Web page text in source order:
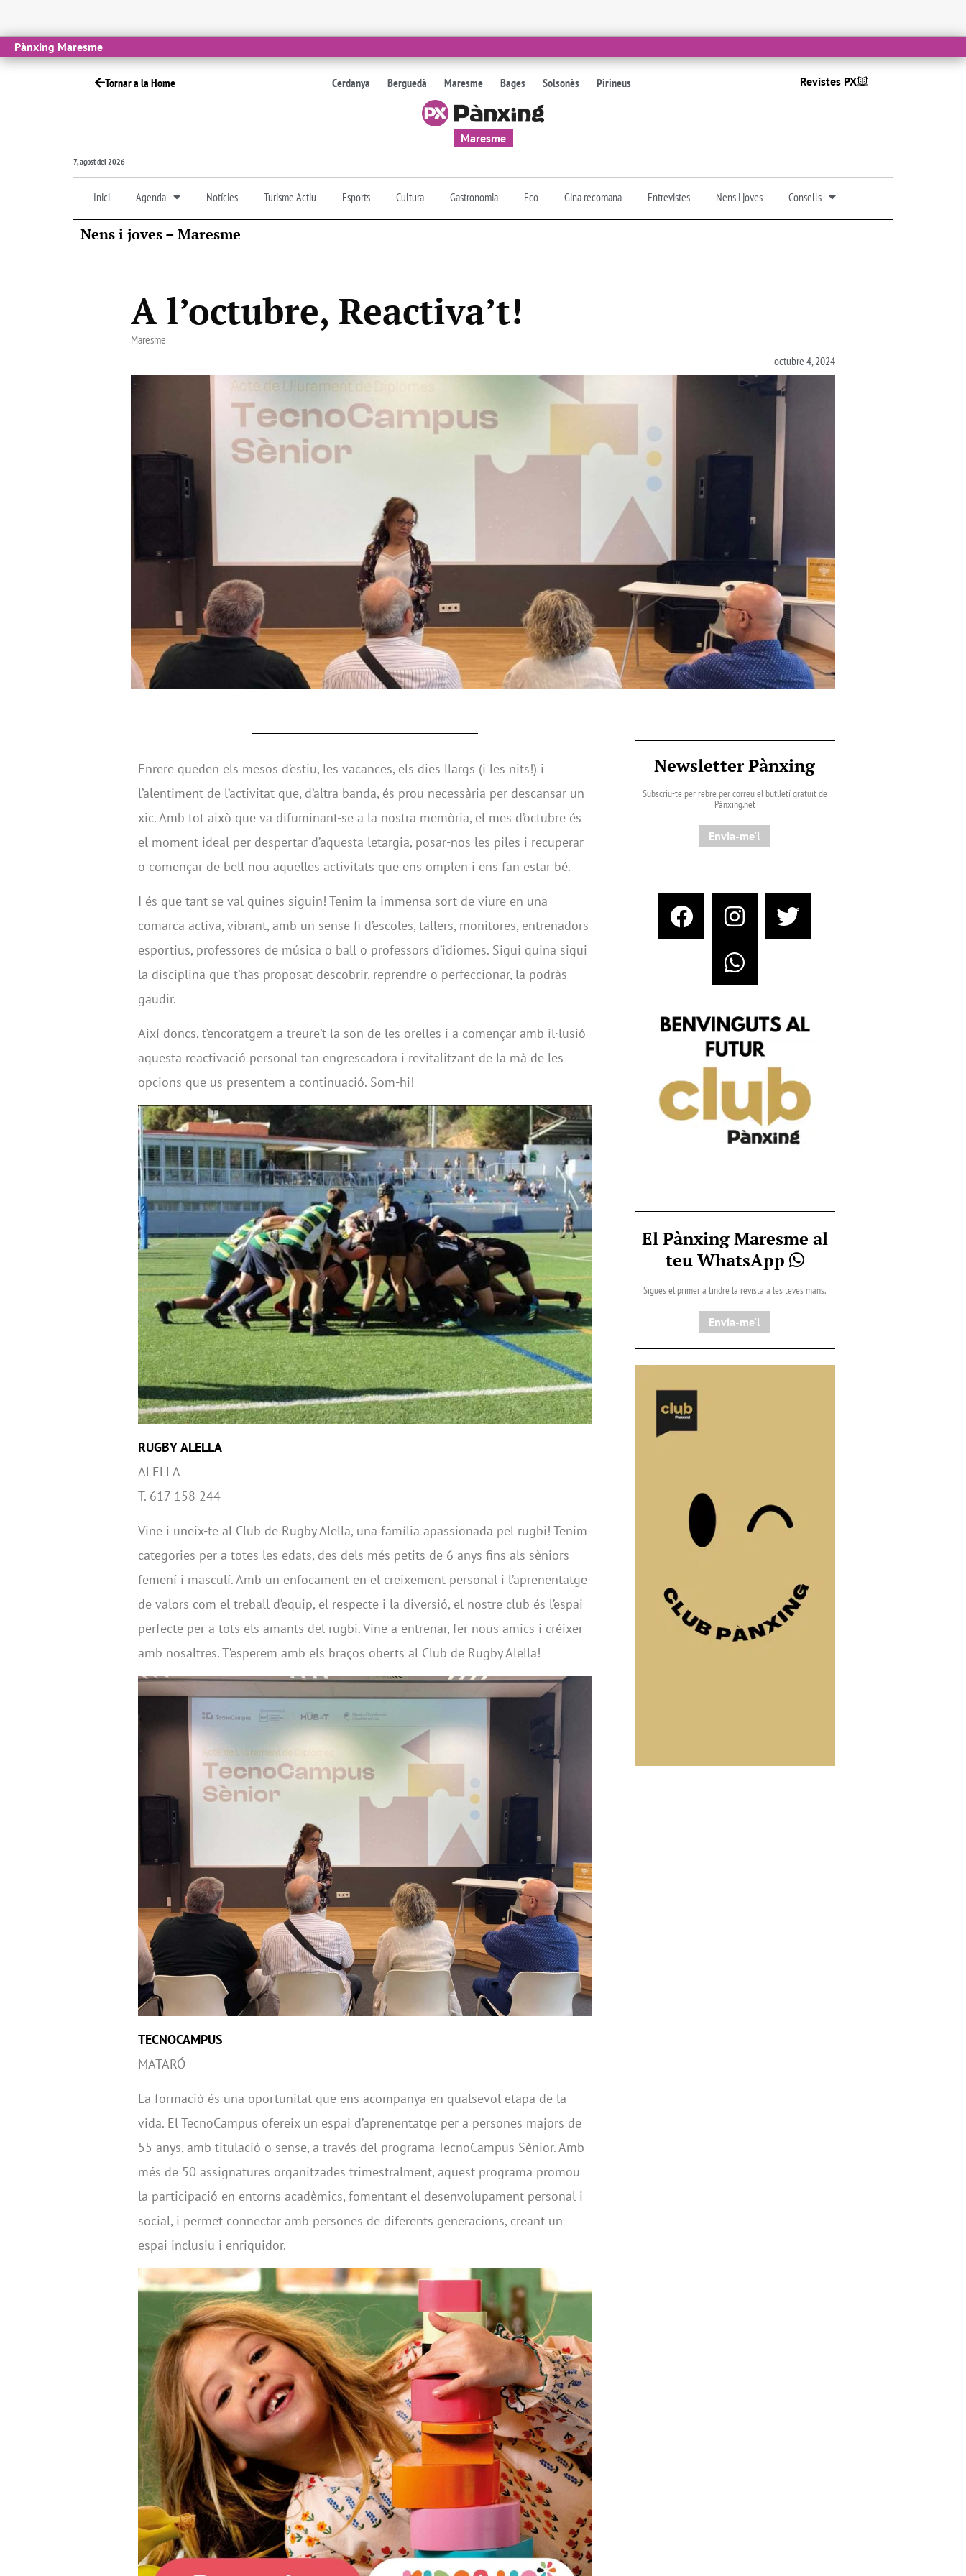
Pànxing Maresme
Tornar a la Home Cerdanya Berguedà Maresme Bages Solsonès Pirineus Revistes PX
Maresme
7, agost del 2026
Inici Agenda Notícies Turisme Actiu Esports Cultura Gastronomia Eco Gina recomana Entrevistes Nens i joves Consells
Nens i joves – Maresme
A l’octubre, Reactiva’t!
Maresme
octubre 4, 2024
Enrere queden els mesos d’estiu, les vacances, els dies llargs (i les nits!) i
l’alentiment de l’activitat que, d’altra banda, és prou necessària per descansar un
xic. Amb tot això que va difuminant-se a la nostra memòria, el mes d’octubre és
el moment ideal per despertar d’aquesta letargia, posar-nos les piles i recuperar
o començar de bell nou aquelles activitats que ens omplen i ens fan estar bé.
I és que tant se val quines siguin! Tenim la immensa sort de viure en una
comarca activa, vibrant, amb un sense fi d’escoles, tallers, monitores, entrenadors
esportius, professores de música o ball o professors d’idiomes. Sigui quina sigui
la disciplina que t’has proposat descobrir, reprendre o perfeccionar, la podràs
gaudir.
Així doncs, t’encoratgem a treure’t la son de les orelles i a començar amb il·lusió
aquesta reactivació personal tan engrescadora i revitalitzant de la mà de les
opcions que us presentem a continuació. Som-hi!
RUGBY ALELLA
ALELLA
T. 617 158 244
Vine i uneix-te al Club de Rugby Alella, una família apassionada pel rugbi! Tenim
categories per a totes les edats, des dels més petits de 6 anys fins als sèniors
femení i masculí. Amb un enfocament en el creixement personal i l’aprenentatge
de valors com el treball d’equip, el respecte i la diversió, el nostre club és l’espai
perfecte per a tots els amants del rugbi. Vine a entrenar, fer nous amics i créixer
amb nosaltres. T’esperem amb els braços oberts al Club de Rugby Alella!
TECNOCAMPUS
MATARÓ
La formació és una oportunitat que ens acompanya en qualsevol etapa de la
vida. El TecnoCampus ofereix un espai d’aprenentatge per a persones majors de
55 anys, amb titulació o sense, a través del programa TecnoCampus Sènior. Amb
més de 50 assignatures organitzades trimestralment, aquest programa promou
la participació en entorns acadèmics, fomentant el desenvolupament personal i
social, i permet connectar amb persones de diferents generacions, creant un
espai inclusiu i enriquidor.
Newsletter Pànxing
Subscriu-te per rebre per correu el butlletí gratuït de
Pànxing.net​
Envia-me'l
El Pànxing Maresme al
teu WhatsApp
Sigues el primer a tindre la revista a les teves mans.
Envia-me'l